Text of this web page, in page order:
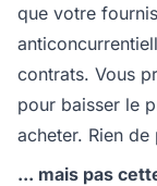
que votre
contrats. Vous
pour baisser le
acheter. Rien de
... mais pas